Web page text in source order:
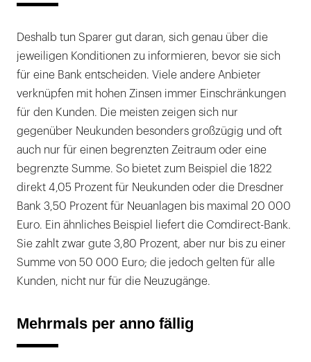
Deshalb tun Sparer gut daran, sich genau über die
jeweiligen Konditionen zu informieren, bevor sie sich
für eine Bank entscheiden. Viele andere Anbieter
verknüpfen mit hohen Zinsen immer Einschränkungen
für den Kunden. Die meisten zeigen sich nur
gegenüber Neukunden besonders großzügig und oft
auch nur für einen begrenzten Zeitraum oder eine
begrenzte Summe. So bietet zum Beispiel die 1822
direkt 4,05 Prozent für Neukunden oder die Dresdner
Bank 3,50 Prozent für Neuanlagen bis maximal 20 000
Euro. Ein ähnliches Beispiel liefert die Comdirect-Bank.
Sie zahlt zwar gute 3,80 Prozent, aber nur bis zu einer
Summe von 50 000 Euro; die jedoch gelten für alle
Kunden, nicht nur für die Neuzugänge.
Mehrmals per anno fällig